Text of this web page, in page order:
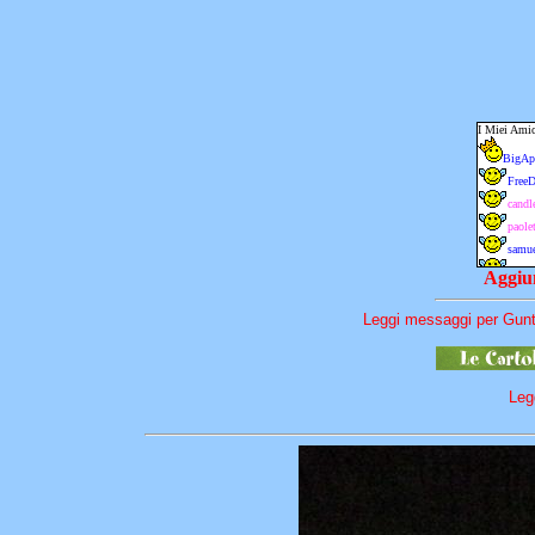
Leggi messaggi per